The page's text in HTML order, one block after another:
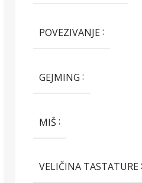
POVEZIVANJE
GEJMING
MIŠ
VELIČINA TASTATURE